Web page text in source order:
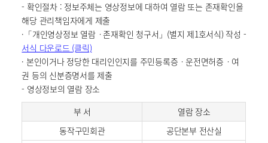
- 확인절차 : 정보주체는 영상정보에 대하여 열람 또는 존재확인을
해당 관리책임자에게 제출
·「개인영상정보 열람ㆍ존재확인 청구서」(별지 제1호서식) 작성 -
서식 다운로드 (클릭)
· 본인이거나 정당한 대리인인지를 주민등록증ㆍ운전면허증ㆍ여
권 등의 신분증명서를 제출
- 영상정보의 열람 장소
부 서
열람 장소
동작구민회관
공단본부 전산실